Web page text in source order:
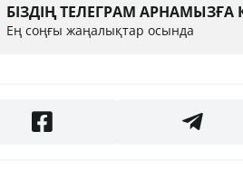
БІЗДІҢ ТЕЛЕГРАМ
Ең соңғы жаңалықтар осында